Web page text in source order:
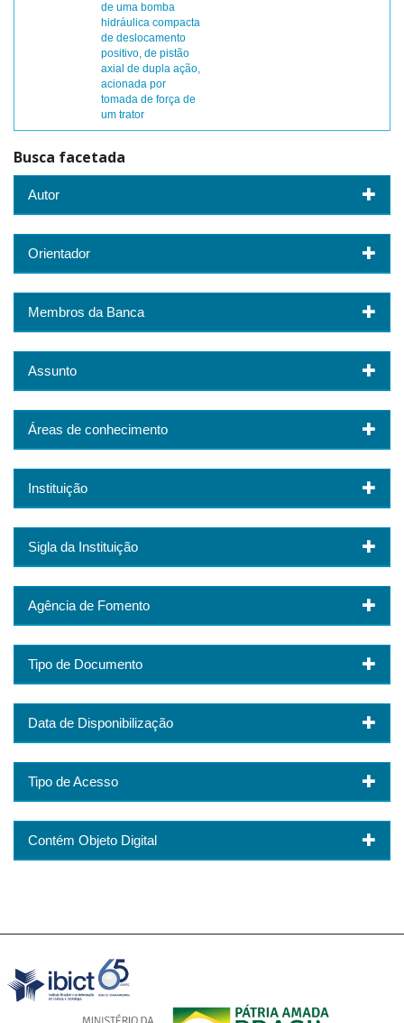
de uma bomba
hidráulica compacta
de deslocamento
positivo, de pistão
axial de dupla ação,
acionada por
tomada de força de
um trator
Busca facetada
Autor
Orientador
Membros da Banca
Assunto
Áreas de conhecimento
Instituição
Sigla da Instituição
Agência de Fomento
Tipo de Documento
Data de Disponibilização
Tipo de Acesso
Contém Objeto Digital